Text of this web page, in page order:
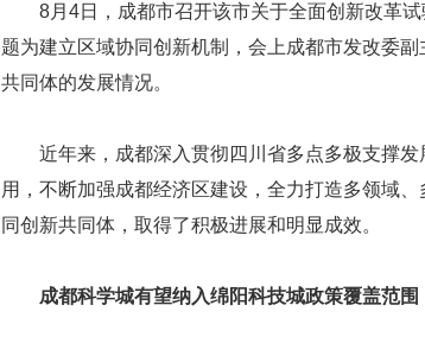
8月4日，成都市召开该市关于全面创新改革
题为建立区域协同创新机制，会上成都市发改委
共同体的发展情况。
近年来，成都深入贯彻四川省多点多极支撑
用，不断加强成都经济区建设，全力打造多领域
同创新共同体，取得了积极进展和明显成效。
成都科学城有望纳入绵阳科技城政策覆盖范围